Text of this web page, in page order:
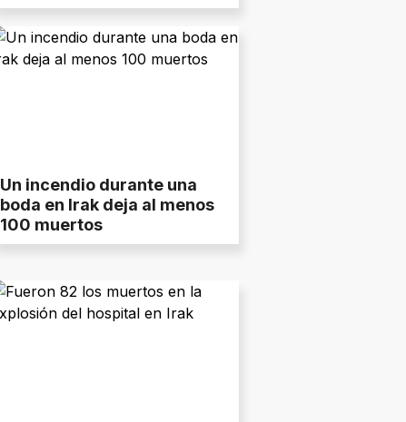
Un incendio durante una
boda en Irak deja al menos
100 muertos